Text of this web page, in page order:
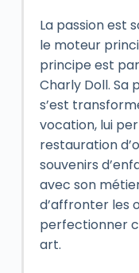
La passion est
le moteur
principe est
Charly Doll. Sa
s’est
vocation, lui
restauration
souvenirs
avec son
d’affronter les
perfectionner
art.